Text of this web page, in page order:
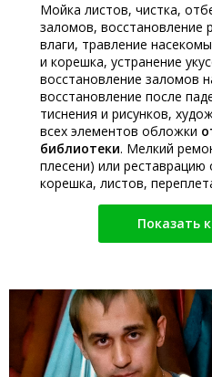
Мойка листов, чистка,
заломов, восстановление
влаги, травление
и корешка, устранение
восстановление заломов
восстановление после
тиснения и рисунков,
всех элементов обложки
библиотеки. Мелкий
плесени) или реставрацию
корешка, листов,
Показать